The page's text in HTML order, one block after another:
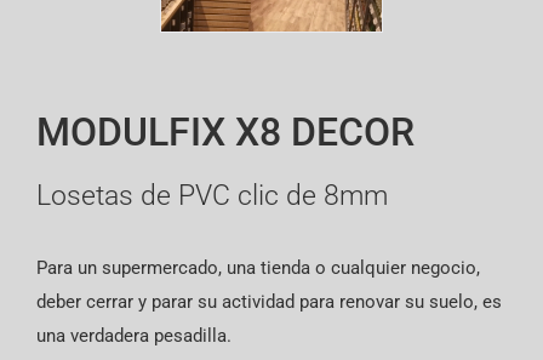
MODULFIX X8 DECOR
Losetas de PVC clic de 8mm
Para un supermercado, una tienda o cualquier negocio,
deber cerrar y parar su actividad para renovar su suelo, es
una verdadera pesadilla.